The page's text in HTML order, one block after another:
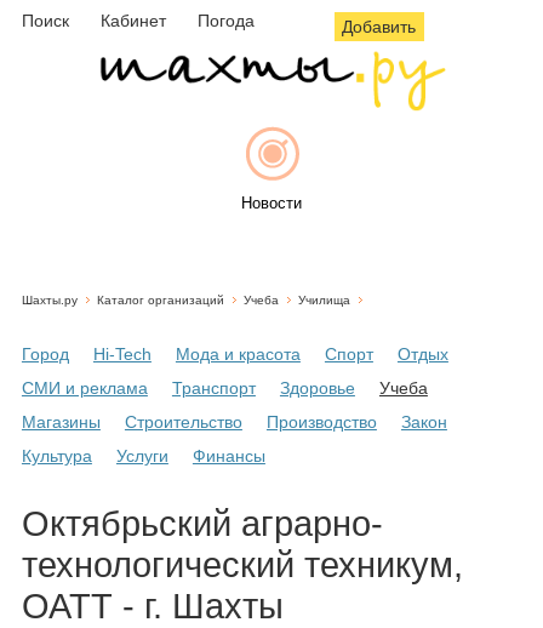
Поиск Кабинет Погода Добавить
Новости
Объявления
Каталог
Шахты.ру Каталог организаций Учеба Училища
Город Hi-Tech Мода и красота Спорт
Отдых
СМИ и реклама
Транспорт Здоровье
Учеба
Магазины
Строительство Производство
Закон
Культура
Услуги Финансы
Октябрьский аграрно-
технологический техникум,
ОАТТ - г. Шахты